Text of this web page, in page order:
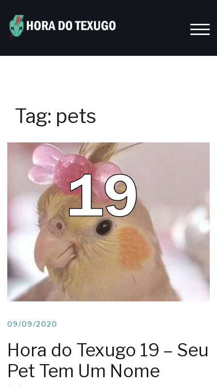
content
Tag: pets
09/09/2020
Hora do Texugo 19 – Seu
Pet Tem Um Nome